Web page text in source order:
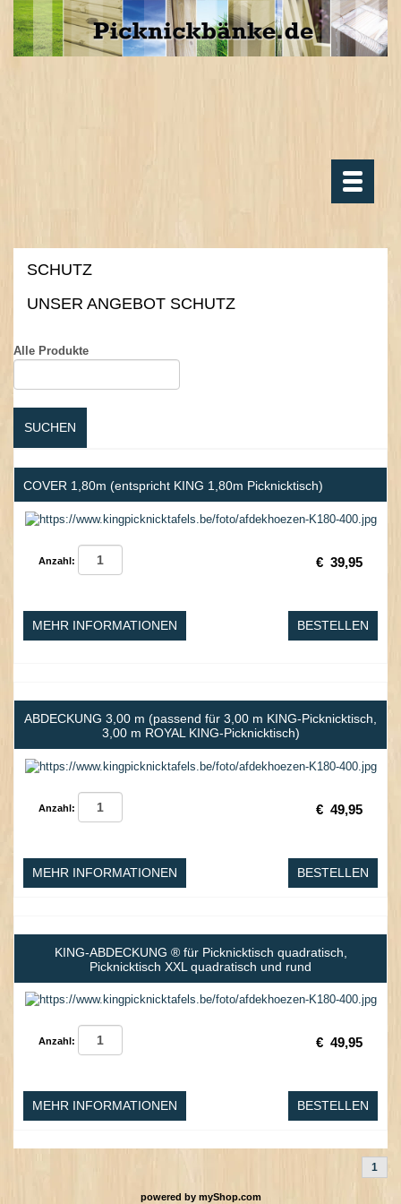
Toggle
SCHUTZ
UNSER ANGEBOT SCHUTZ
Alle Produkte
SUCHEN
COVER 1,80m (entspricht KING 1,80m Picknicktisch)
Anzahl: € 39,95
MEHR INFORMATIONEN BESTELLEN
ABDECKUNG 3,00 m (passend für 3,00 m KING-Picknicktisch,
3,00 m ROYAL KING-Picknicktisch)
Anzahl: € 49,95
MEHR INFORMATIONEN BESTELLEN
KING-ABDECKUNG ® für Picknicktisch quadratisch,
Picknicktisch XXL quadratisch und rund
Anzahl: € 49,95
MEHR INFORMATIONEN BESTELLEN
1
powered by myShop.com